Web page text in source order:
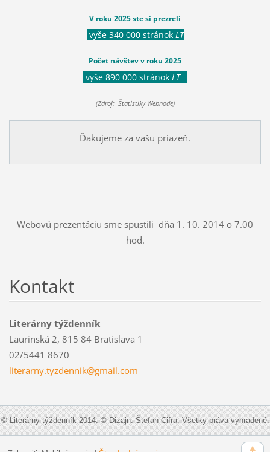
V roku 2025 ste si prezreli
vyše 340 000 stránok LT
Počet návštev v roku 2025
vyše 890 000 stránok LT
(Zdroj: Štatistiky Webnode)
Ďakujeme za vašu priazeň.
Webovú prezentáciu sme spustili dňa 1. 10. 2014 o 7.00
hod.
Kontakt
Literárny týždenník
Laurinská 2, 815 84 Bratislava 1
02/5441 8670
literarny.tyzdennik@gmail.com
© Literárny týždenník 2014. © Dizajn: Štefan Cifra. Všetky práva vyhradené.